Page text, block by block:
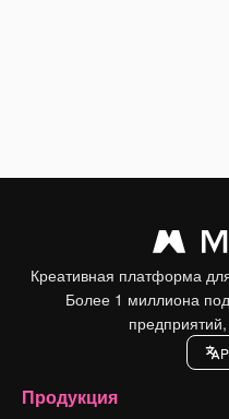
Креативная платформа
Более 1 миллиона
предприятий,
Продукция